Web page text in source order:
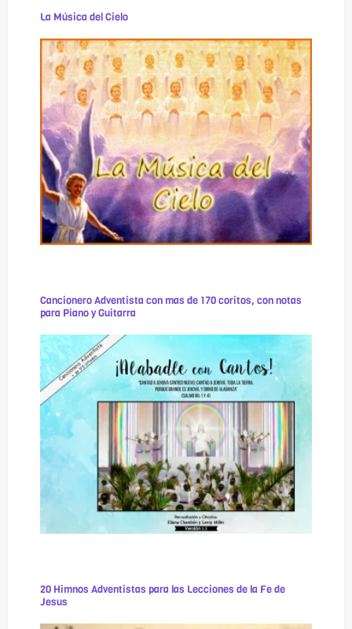
La Música del Cielo
Cancionero Adventista con mas de 170 coritos, con notas
para Piano y Guitarra
20 Himnos Adventistas para las Lecciones de la Fe de
Jesus